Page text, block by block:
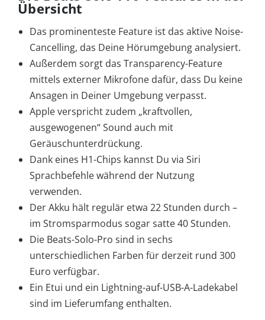
Übersicht
Das prominenteste Feature ist das aktive Noise-
Cancelling, das Deine Hörumgebung analysiert.
Außerdem sorgt das Transparency-Feature
mittels externer Mikrofone dafür, dass Du keine
Ansagen in Deiner Umgebung verpasst.
Apple verspricht zudem „kraftvollen,
ausgewogenen“ Sound auch mit
Geräuschunterdrückung.
Dank eines H1-Chips kannst Du via Siri
Sprachbefehle während der Nutzung
verwenden.
Der Akku hält regulär etwa 22 Stunden durch –
im Stromsparmodus sogar satte 40 Stunden.
Die Beats-Solo-Pro sind in sechs
unterschiedlichen Farben für derzeit rund 300
Euro verfügbar.
Ein Etui und ein Lightning-auf-USB-A-Ladekabel
sind im Lieferumfang enthalten.